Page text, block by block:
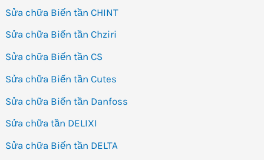
Sửa chữa Biến tần CHINT
Sửa chữa Biến tần Chziri
Sửa chữa Biến tần CS
Sửa chữa Biến tần Cutes
Sửa chữa Biến tần Danfoss
Sửa chữa tần DELIXI
Sửa chữa Biến tần DELTA